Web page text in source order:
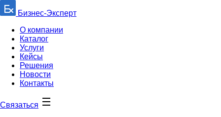
Бизнес-Эксперт
О компании
Каталог
Услуги
Кейсы
Решения
Новости
Контакты
Связаться